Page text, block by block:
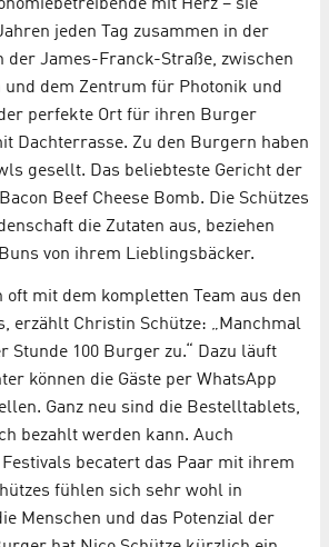
mit Herz – sie
jeden Tag zusammen in der
der James-Franck-Straße, zwischen
dem Zentrum für Photonik und
perfekte Ort für ihren Burger
Dachterrasse. Zu den Burgern haben
gesellt. Das beliebteste Gericht der
Beef Cheese Bomb. Die Schützes
die Zutaten aus, beziehen
von ihrem Lieblingsbäcker.
oft mit dem kompletten Team aus den
erzählt Christin Schütze: „Manchmal
Stunde 100 Burger zu.“ Dazu läuft
können die Gäste per WhatsApp
Ganz neu sind die Bestelltablets,
bezahlt werden kann. Auch
becatert das Paar mit ihrem
fühlen sich sehr wohl in
Menschen und das Potenzial der